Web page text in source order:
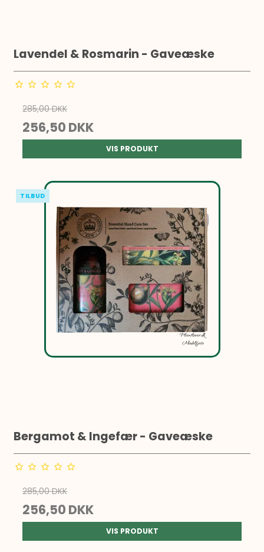
Lavendel & Rosmarin - Gaveæske
285,00 DKK
256,50 DKK
VIS PRODUKT
TILBUD
Bergamot & Ingefær - Gaveæske
285,00 DKK
256,50 DKK
VIS PRODUKT